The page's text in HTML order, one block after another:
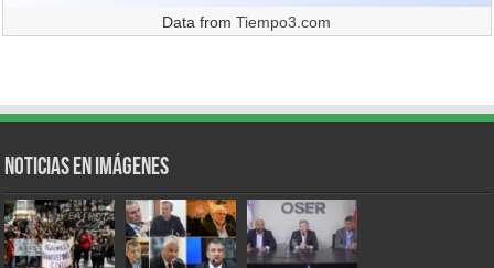
Data fromTiempo3.com
Noticias en Imágenes